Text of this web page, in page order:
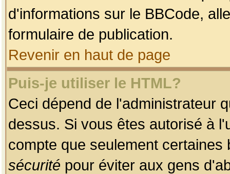
d'informations sur le BBCode,
formulaire de publication.
Revenir en haut de page
Puis-je utiliser le HTML?
Ceci dépend de l'administrateur
dessus. Si vous êtes autorisé à
compte que seulement
sécurité pour éviter aux gens